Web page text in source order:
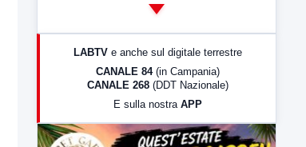
LabNews (Diretta)
23:00 LabNews (replica)
LABTV e anche sul digitale terrestre
CANALE 84 (in Campania)
CANALE 268 (DDT Nazionale)
E sulla nostra APP